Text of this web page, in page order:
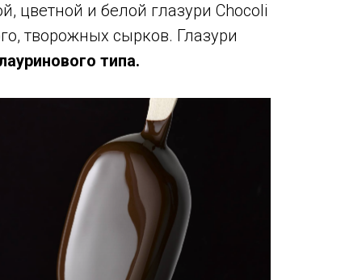
цветной и белой глазури Chocoli
творожных сырков. Глазури
типа.